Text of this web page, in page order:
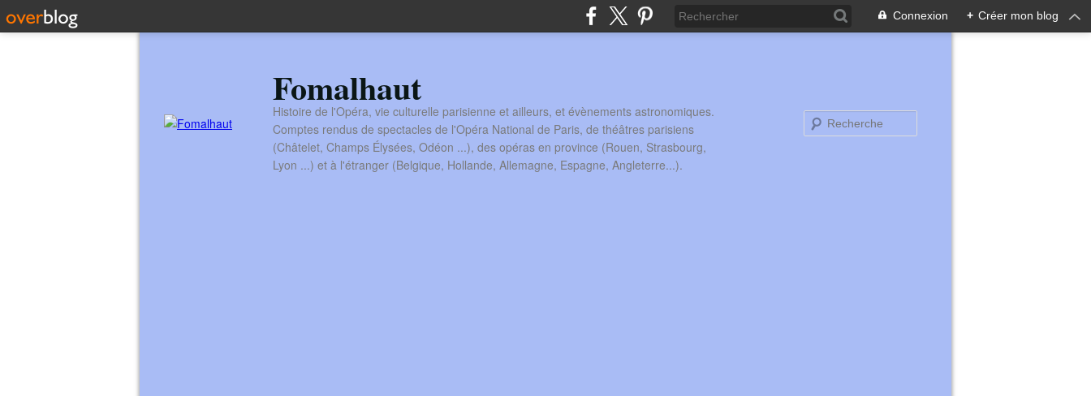
Connexion + Créer mon blog
Fomalhaut
Histoire de l'Opéra, vie culturelle parisienne et ailleurs, et évènements astronomiques.
Comptes rendus de spectacles de l'Opéra National de Paris, de théâtres parisiens
(Châtelet, Champs Élysées, Odéon ...), des opéras en province (Rouen, Strasbourg,
Lyon ...) et à l'étranger (Belgique, Hollande, Allemagne, Espagne, Angleterre...).